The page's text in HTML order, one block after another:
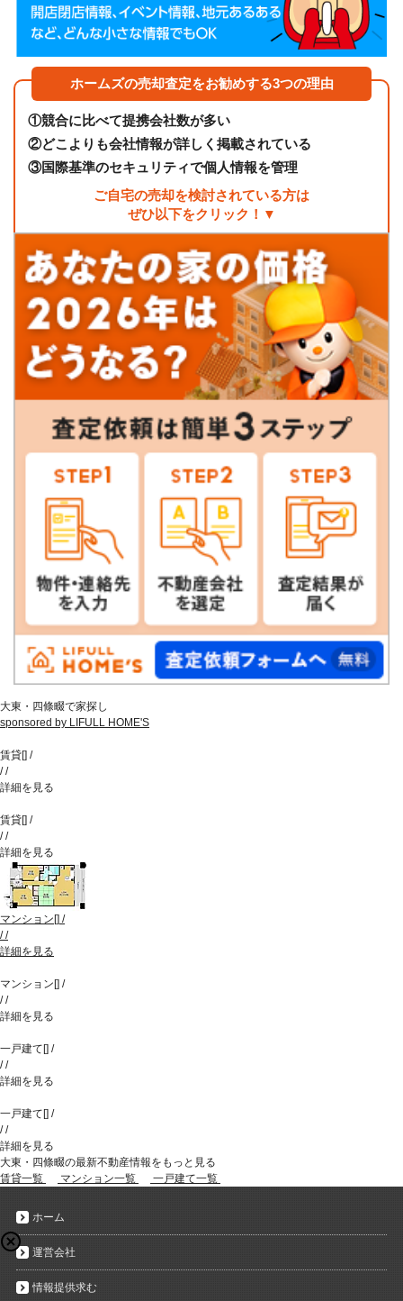
ホームズの売却査定をお勧めする3つの理由
①競合に比べて提携会社数が多い
②どこよりも会社情報が詳しく掲載されている
③国際基準のセキュリティで個人情報を管理
ご自宅の売却を検討されている方は
ぜひ以下をクリック！▼
大東・四條畷で家探し
sponsored by LIFULL HOME'S
賃貸[] /
//
詳細を見る
賃貸[] /
//
詳細を見る
マンション [] /
//
詳細を見る
マンション [] /
//
詳細を見る
一戸建て [] /
//
詳細を見る
一戸建て [] /
//
詳細を見る
大東・四條畷の最新不動産情報をもっと見る
賃貸一覧
マンション一覧 一戸建て一覧
ホーム
運営会社
情報提供求む